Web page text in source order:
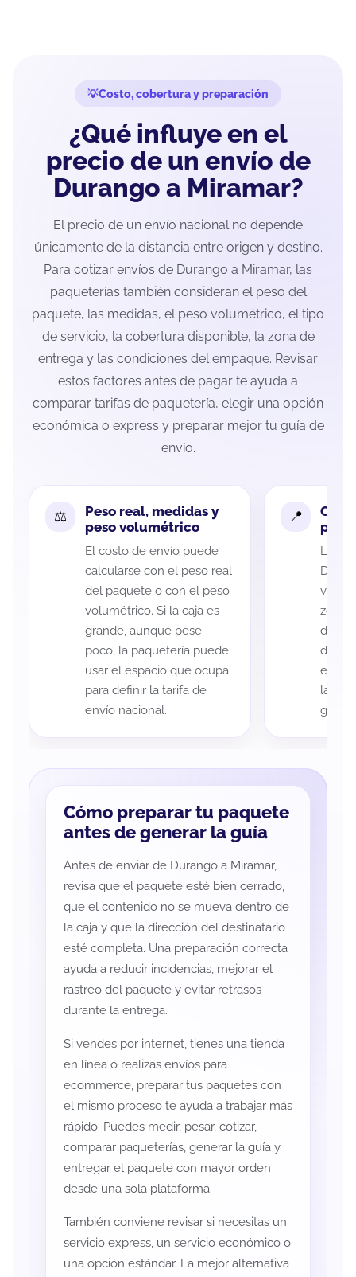
Costo, cobertura y preparación
¿Qué influye en el
precio de un envío de
Durango a Miramar?
El precio de un envío nacional no depende
únicamente de la distancia entre origen y destino.
Para cotizar envíos de Durango a Miramar, las
paqueterías también consideran el peso del
paquete, las medidas, el peso volumétrico, el tipo
de servicio, la cobertura disponible, la zona de
entrega y las condiciones del empaque. Revisar
estos factores antes de pagar te ayuda a
comparar tarifas de paquetería, elegir una opción
económica o express y preparar mejor tu guía de
envío.
Peso real, medidas y
peso volumétrico
El costo de envío puede
calcularse con el peso real
del paquete o con el peso
volumétrico. Si la caja es
grande, aunque pese
poco, la paquetería puede
usar el espacio que ocupa
para definir la tarifa de
envío nacional.
La
variar
zona
de
de
eso
la
guía
Cómo preparar tu paquete
antes de generar la guía
Antes de enviar de Durango a Miramar,
revisa que el paquete esté bien cerrado,
que el contenido no se mueva dentro de
la caja y que la dirección del destinatario
esté completa. Una preparación correcta
ayuda a reducir incidencias, mejorar el
rastreo del paquete y evitar retrasos
durante la entrega.
Si vendes por internet, tienes una tienda
en línea o realizas envíos para
ecommerce, preparar tus paquetes con
el mismo proceso te ayuda a trabajar más
rápido. Puedes medir, pesar, cotizar,
comparar paqueterías, generar la guía y
entregar el paquete con mayor orden
desde una sola plataforma.
También conviene revisar si necesitas un
servicio express, un servicio económico o
una opción estándar. La mejor alternativa